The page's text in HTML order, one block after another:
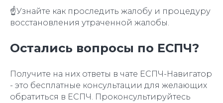
☝️Узнайте как проследить жалобу и процедуру
восстановления утраченной жалобы.
Остались вопросы по ЕСПЧ?
Получите на них ответы в чате ЕСПЧ-Навигатор
- это бесплатные консультации для желающих
обратиться в ЕСПЧ. Проконсультируйтесь